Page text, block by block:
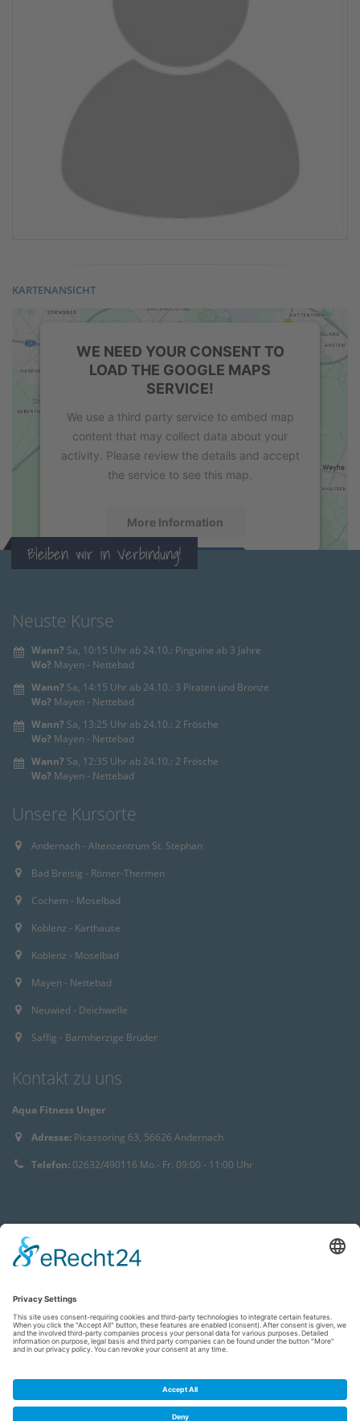
KARTENANSICHT
WE NEED YOUR CONSENT TO
LOAD THE GOOGLE MAPS
SERVICE!
We use a third party service to embed map
content that may collect data about your
activity. Please review the details and accept
the service to see this map.
More Information
Accept
Bleiben wir in Verbindung!
Neuste Kurse
Wann? Sa, 10:15 Uhr ab 24.10.: Pinguine ab 3 Jahre
Wo? Mayen - Nettebad
Wann? Sa, 14:15 Uhr ab 24.10.: 3 Piraten und Bronze
Wo? Mayen - Nettebad
Wann? Sa, 13:25 Uhr ab 24.10.: 2 Frösche
Wo? Mayen - Nettebad
Wann? Sa, 12:35 Uhr ab 24.10.: 2 Frösche
Wo? Mayen - Nettebad
Unsere Kursorte
Andernach - Altenzentrum St. Stephan
Bad Breisig - Römer-Thermen
Cochem - Moselbad
Koblenz - Karthause
Koblenz - Moselbad
Mayen - Nettebad
Neuwied - Deichwelle
Saffig - Barmherzige Brüder
Kontakt zu uns
Aqua Fitness Unger
Adresse: Picassoring 63, 56626 Andernach
Telefon: 02632/490116 Mo.- Fr. 09:00 - 11:00 Uhr